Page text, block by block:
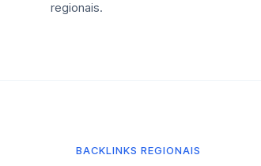
regionais.
BACKLINKS REGIONAIS